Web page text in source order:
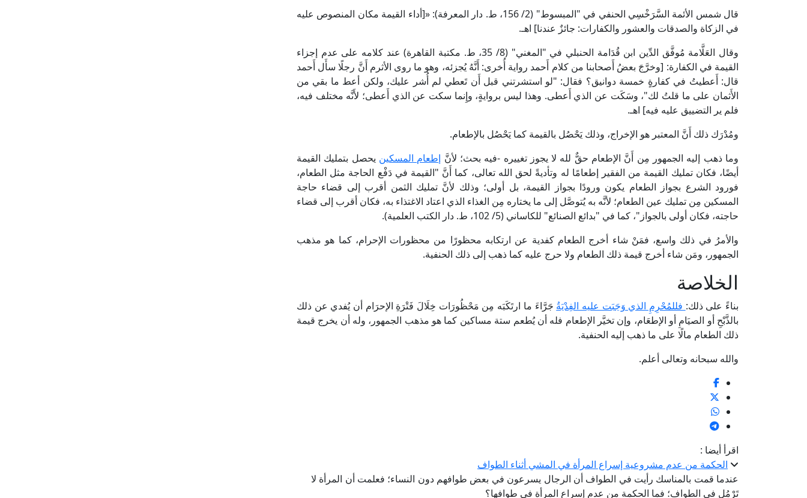
قال شمس الأئمة السَّرَخْسِي الحنفي في "المبسوط" (2/ 156، ط. دار المعرفة): «[أداء القيمة مكان المنصوص عليه
في الزكاة والصدقات والعشور والكفارات: جائزٌ عندنا] اهـ.
وقال العَلَّامة مُوفَّق الدِّين ابن قُدَامة الحنبلي في "المغني" (8/ 35، ط. مكتبة القاهرة) عند كلامه على عدم إجزاء
القيمة في الكفارة: [وخرَّجَ بعضُ أَصحابنا من كلام أَحمد رواية أُخرى: أَنَّهُ يُجزئه، وهو ما روى الأثرم أَنَّ رجلًا سأَل أَحمد
قال: أَعطيتُ في كفارةٍ خمسة دوانيق؟ فقال: "لو استشرتني قبل أَن تَعطي لم أُشر عليك، ولكن أعط ما بقي من
الأَثمان على ما قلتُ لك"، وسَكَت عن الذي أَعطى. وهذا ليس بروايةٍ، وإِنما سكت عن الذي أَعطى؛ لأَنَّه مختلف فيه،
فلم ير التضييق عليه فيه] اهـ.
ومُدْرَك ذلك أَنَّ المعتبر هو الإخراج، وذلك يَحْصُل بالقيمة كما يَحْصُل بالإطعام.
وما ذهب إليه الجمهور مِن أَنَّ الإطعام حقٌّ لله لا يجوز تغييره -فيه بحث؛ لأنَّ إطعام المسكين يحصل بتمليك القيمة
أيضًا، فكان تمليك القيمة من الفقير إطعامًا له وتأديةً لحق الله تعالى، كما أَنَّ "القيمة في دَفْع الحاجة مثل الطعام،
فورود الشرع بجواز الطعام يكون ورودًا بجواز القيمة، بل أولى؛ وذلك لأنَّ تمليك الثمن أقرب إلى قضاء حاجة
المسكين مِن تمليك عين الطعام؛ لأنَّه به يُتوصَّل إلى ما يختاره مِن الغذاء الذي اعتاد الاغتذاء به، فكان أقرب إلى قضاء
حاجته، فكان أولى بالجواز"، كما في "بدائع الصنائع" للكاساني (5/ 102، ط. دار الكتب العلمية).
والأمرُ في ذلك واسع، فمَنْ شاء أخرج الطعام كفدية عن ارتكابه محظورًا من محظورات الإحرام، كما هو مذهب
الجمهور، ومَن شاء أخرج قيمة ذلك الطعام ولا حرج عليه كما ذهب إلى ذلك الحنفية.
الخلاصة
بناءً على ذلك: فللمُحْرِمِ الذي وَجَبَت عليه الفِدْيَةُ جَرَّاءَ ما ارتَكَبَه مِن مَحْظُورَات خِلَالَ فَتْرَةِ الإحرَام أن يُفدي عن ذلك
بالذَّبْحِ أو الصيَامِ أو الإطعَام، وإن تخيَّر الإطعام فله أن يُطعم ستة مساكين كما هو مذهب الجمهور، وله أن يخرج قيمة
ذلك الطعام مالًا على ما ذهب إليه الحنفية.
والله سبحانه وتعالى أعلم.
اقرأ أيضا :
الحكمة من عدم مشروعية إسراع المرأة في المشي أثناء الطواف
عندما قمت بالمناسك رأيت في الطواف أن الرجال يسرعون في بعض طوافهم دون النساء؛ فعلمت أن المرأة لا
تَرْمُل في الطواف؛ فما الحكمة من عدم إسراع المرأة في طوافها؟